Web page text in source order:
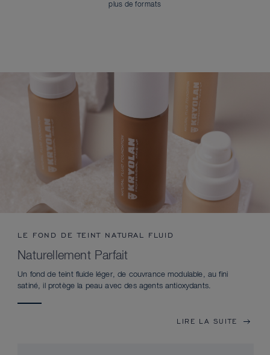
plus de formats
LE FOND DE TEINT NATURAL FLUID
Naturellement Parfait
Un fond de teint fluide léger, de couvrance modulable, au fini
satiné, il protège la peau avec des agents antioxydants.
LIRE LA SUITE